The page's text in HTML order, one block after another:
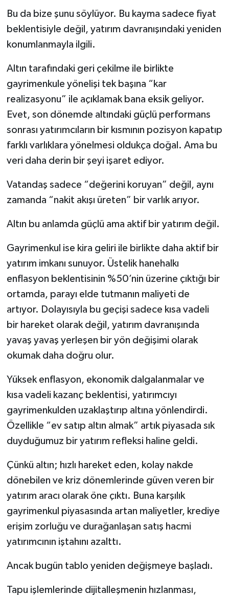
Bu da bize şunu söylüyor. Bu kayma sadece fiyat
beklentisiyle değil, yatırım davranışındaki yeniden
konumlanmayla ilgili.
Altın tarafındaki geri çekilme ile birlikte
gayrimenkule yönelişi tek başına “kar
realizasyonu” ile açıklamak bana eksik geliyor.
Evet, son dönemde altındaki güçlü performans
sonrası yatırımcıların bir kısmının pozisyon kapatıp
farklı varlıklara yönelmesi oldukça doğal. Ama bu
veri daha derin bir şeyi işaret ediyor.
Vatandaş sadece “değerini koruyan” değil, aynı
zamanda “nakit akışı üreten” bir varlık arıyor.
Altın bu anlamda güçlü ama aktif bir yatırım değil.
Gayrimenkul ise kira geliri ile birlikte daha aktif bir
yatırım imkanı sunuyor. Üstelik hanehalkı
enflasyon beklentisinin %50’nin üzerine çıktığı bir
ortamda, parayı elde tutmanın maliyeti de
artıyor. Dolayısıyla bu geçişi sadece kısa vadeli
bir hareket olarak değil, yatırım davranışında
yavaş yavaş yerleşen bir yön değişimi olarak
okumak daha doğru olur.
Yüksek enflasyon, ekonomik dalgalanmalar ve
kısa vadeli kazanç beklentisi, yatırımcıyı
gayrimenkulden uzaklaştırıp altına yönlendirdi.
Özellikle “ev satıp altın almak” artık piyasada sık
duyduğumuz bir yatırım refleksi haline geldi.
Çünkü altın; hızlı hareket eden, kolay nakde
dönebilen ve kriz dönemlerinde güven veren bir
yatırım aracı olarak öne çıktı. Buna karşılık
gayrimenkul piyasasında artan maliyetler, krediye
erişim zorluğu ve durağanlaşan satış hacmi
yatırımcının iştahını azalttı.
Ancak bugün tablo yeniden değişmeye başladı.
Tapu işlemlerinde dijitalleşmenin hızlanması,